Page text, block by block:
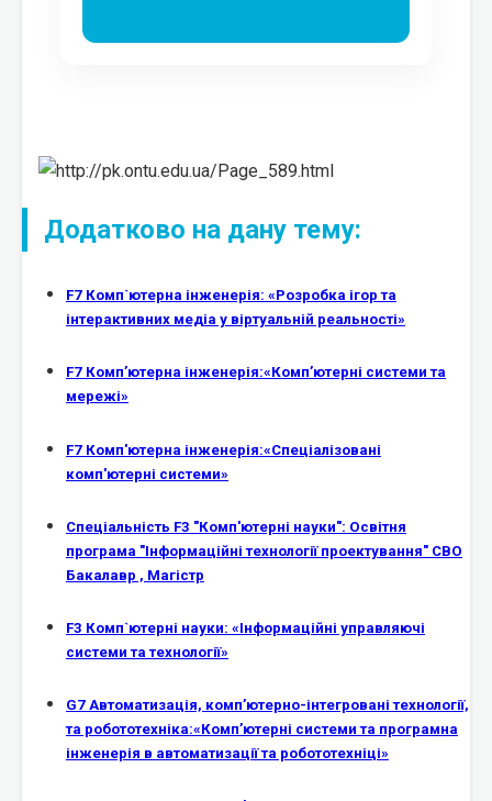
Додатково на дану тему:
F7 Комп`ютерна інженерія: «Розробка ігор та
інтерактивних медіа у віртуальній реальності»
F7 Комп’ютерна інженерія:«Комп’ютерні системи та
мережі»
F7 Комп'ютерна інженерія:«Спеціалізовані
комп'ютерні системи»
Спеціальність F3 "Комп'ютерні науки": Освітня
програма "Інформаційні технології проектування" СВО
Бакалавр , Магістр
F3 Комп`ютерні науки: «Інформаційні управляючі
системи та технології»
G7 Автоматизація, комп’ютерно-інтегровані технології,
та робототехніка:«Комп’ютерні системи та програмна
інженерія в автоматизації та робототехніці»